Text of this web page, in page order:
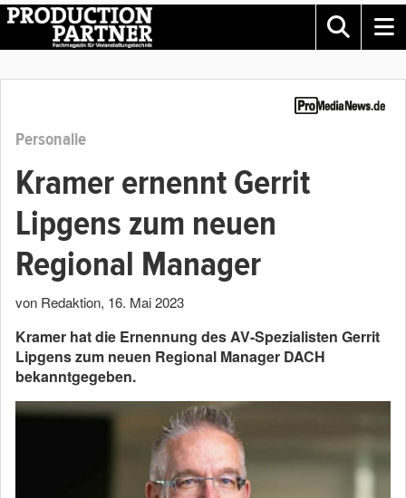
Personalie
Kramer ernennt Gerrit
Lipgens zum neuen
Regional Manager
von Redaktion, 16. Mai 2023
Kramer hat die Ernennung des AV-Spezialisten Gerrit
Lipgens zum neuen Regional Manager DACH
bekanntgegeben.